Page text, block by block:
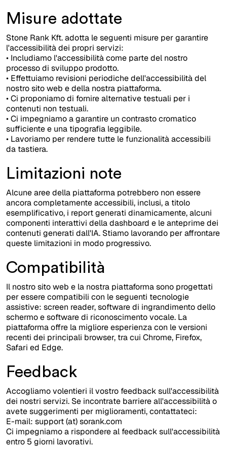
Misure adottate
Stone Rank Kft. adotta le seguenti misure per garantire
l'accessibilità dei propri servizi:
• Includiamo l'accessibilità come parte del nostro
processo di sviluppo prodotto.
• Effettuiamo revisioni periodiche dell'accessibilità del
nostro sito web e della nostra piattaforma.
• Ci proponiamo di fornire alternative testuali per i
contenuti non testuali.
• Ci impegniamo a garantire un contrasto cromatico
sufficiente e una tipografia leggibile.
• Lavoriamo per rendere tutte le funzionalità accessibili
da tastiera.
Limitazioni note
Alcune aree della piattaforma potrebbero non essere
ancora completamente accessibili, inclusi, a titolo
esemplificativo, i report generati dinamicamente, alcuni
componenti interattivi della dashboard e le anteprime dei
contenuti generati dall'IA. Stiamo lavorando per affrontare
queste limitazioni in modo progressivo.
Compatibilità
Il nostro sito web e la nostra piattaforma sono progettati
per essere compatibili con le seguenti tecnologie
assistive: screen reader, software di ingrandimento dello
schermo e software di riconoscimento vocale. La
piattaforma offre la migliore esperienza con le versioni
recenti dei principali browser, tra cui Chrome, Firefox,
Safari ed Edge.
Feedback
Accogliamo volentieri il vostro feedback sull'accessibilità
dei nostri servizi. Se incontrate barriere all'accessibilità o
avete suggerimenti per miglioramenti, contattateci:
E-mail: support (at) sorank.com
Ci impegniamo a rispondere al feedback sull'accessibilità
entro 5 giorni lavorativi.